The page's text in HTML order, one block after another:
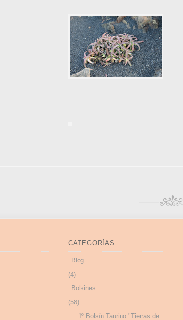
CATEGORÍAS
Blog
(4)
Bolsines
(58)
1º Bolsín Taurino "Tierras de